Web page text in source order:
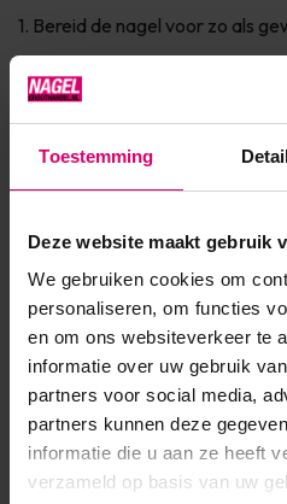
Toestemming
Deze website maakt gebruik
We gebruiken cookies om
personaliseren, om functies
en om ons websiteverkeer te
informatie over uw gebruik
partners voor social media,
partners kunnen deze
informatie die u aan ze heeft
verzameld op basis van uw
1. Bereid de nagel voor zo als
met een systeem naar wens.2.
ondergrond voor het gewenste
de Top Polish aan en hard 30
Toon meer